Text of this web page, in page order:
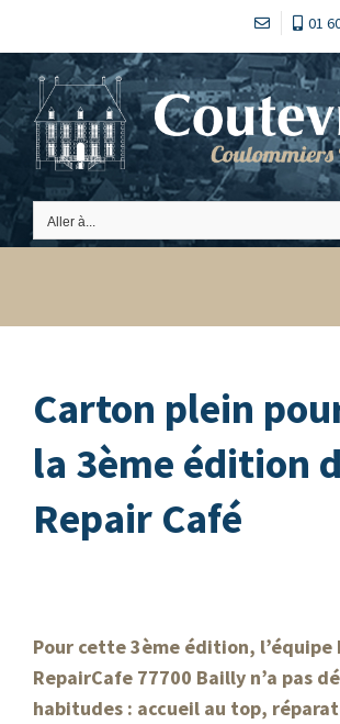
contenu
01
Aller à...
Carton plein
la 3ème édition
Repair Café
Pour cette 3ème édition, l’équipe
RepairCafe 77700 Bailly n’a pas
habitudes : accueil au top,